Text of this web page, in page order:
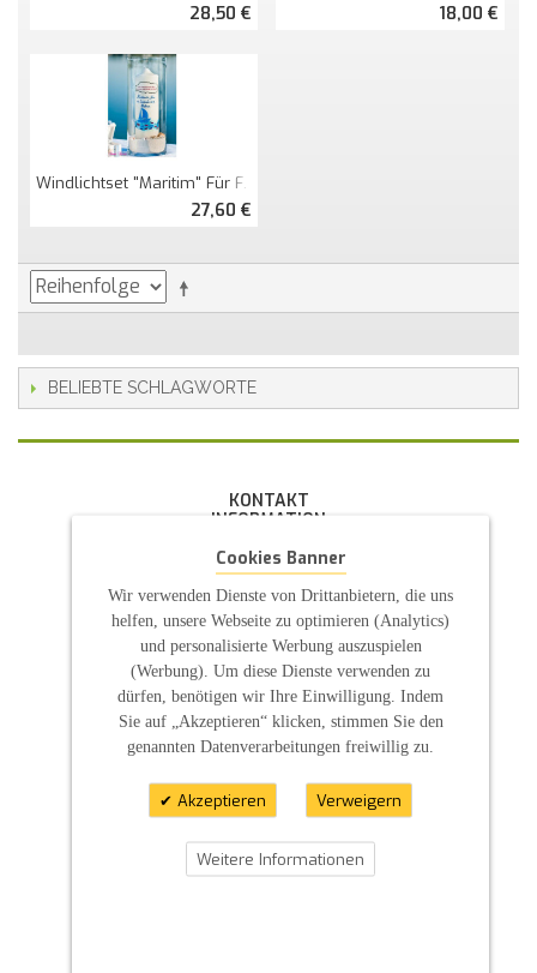
28,50 € 18,00 €
Windlichtset "maritim" Für Freie Trauungen
27,60 €
BELIEBTE SCHLAGWORTE
KONTAKT
INFORMATION
- Allgemeine Geschäftsbedingung (AGB)
- Widerrufsbelehrung
- Datenschutzerklärung
- Impressum
- Pflegehinweise
E-Mail: infos@sp-kerzen.de
Cookies Banner
Wir verwenden Dienste von Drittanbietern, die uns
helfen, unsere Webseite zu optimieren (Analytics)
und personalisierte Werbung auszuspielen
(Werbung). Um diese Dienste verwenden zu
dürfen, benötigen wir Ihre Einwilligung. Indem
Sie auf „Akzeptieren“ klicken, stimmen Sie den
genannten Datenverarbeitungen freiwillig zu.
Akzeptieren Verweigern
Weitere Informationen